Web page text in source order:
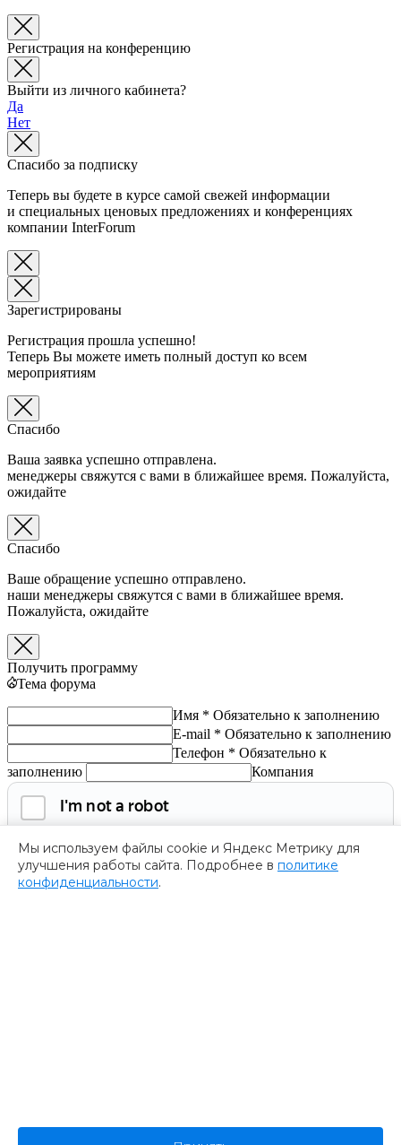
Мы используем файлы cookie и Яндекс Метрику для
улучшения работы сайта. Подробнее в политике
конфиденциальности.
Регистрация на конференцию
Выйти из личного кабинета?
Да
Нет
Спасибо за подписку
Теперь вы будете в курсе самой свежей информации
и специальных ценовых предложениях и конференциях
компании InterForum
Зарегистрированы
Регистрация прошла успешно!
Теперь Вы можете иметь полный доступ ко всем
мероприятиям
Спасибо
Ваша заявка успешно отправлена.
менеджеры свяжутся с вами в ближайшее время. Пожалуйста,
ожидайте
Спасибо
Ваше обращение успешно отправлено.
наши менеджеры свяжутся с вами в ближайшее время.
Пожалуйста, ожидайте
Получить программу
Тема форума
Имя * Обязательно к заполнению
E-mail * Обязательно к заполнению
Телефон * Обязательно к
заполнению
Компания
В случае возникновения дополнительных вопросов